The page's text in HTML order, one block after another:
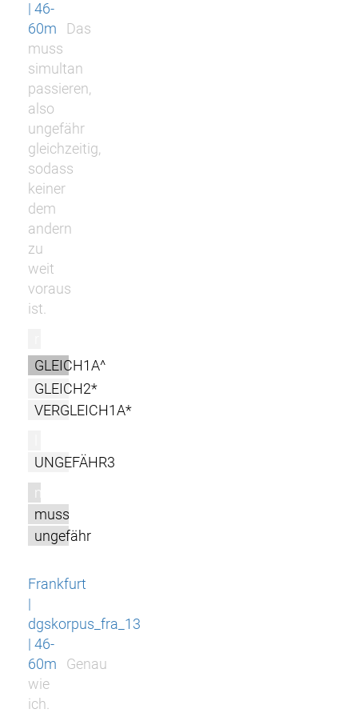
| 46-
60m
Das
muss
simultan
passieren,
also
ungefähr
gleichzeitig,
sodass
keiner
dem
andern
zu
weit
voraus
ist.
GLEICH1A^
GLEICH2*
VERGLEICH1A*
UNGEFÄHR3
m
muss
ungefähr
Frankfurt
|
dgskorpus_fra_13
| 46-
60m
Genau
wie
ich.